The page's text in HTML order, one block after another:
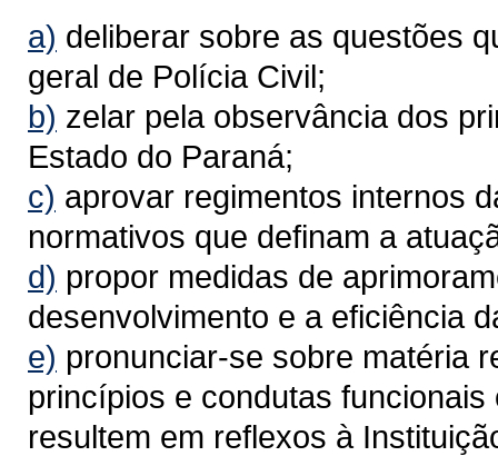
a) deliberar sobre as questões
geral de Polícia Civil;
b) zelar pela observância dos
Estado do Paraná;
c) aprovar regimentos internos
normativos que definam a
d) propor medidas de
desenvolvimento e a eficiência
e) pronunciar-se sobre matéria
princípios e condutas
resultem em reflexos à